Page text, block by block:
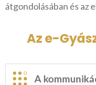
átgondolásában és az
Az e-
A